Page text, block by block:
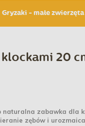
Gryzaki - małe zwierzęta
klockami 20
naturalna zabawka dla
zębów i